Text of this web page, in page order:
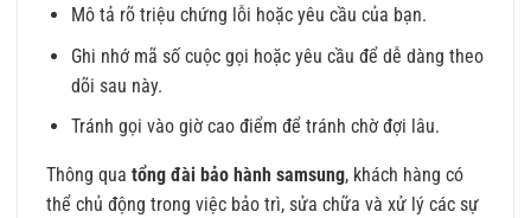
Mô tả rõ triệu chứng lỗi hoặc yêu cầu của bạn.
Ghi nhớ mã số cuộc gọi hoặc yêu cầu để dễ dàng theo
dõi sau này.
Tránh gọi vào giờ cao điểm để tránh chờ đợi lâu.
Thông qua tổng đài bảo hành samsung, khách hàng có
thể chủ động trong việc bảo trì, sửa chữa và xử lý các sự